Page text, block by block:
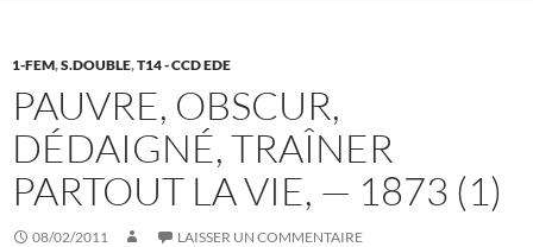
1-FEM,S.DOUBLE,T14 - CCD EDE
PAUVRE, OBSCUR,
DÉDAIGNÉ, TRAÎNER
PARTOUT LA VIE, — 1873 (1)
08/02/2011 LAISSER UN COMMENTAIRE